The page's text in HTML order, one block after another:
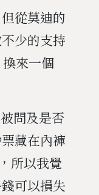
從莫迪的
少的支持
來一個
問及是否
藏在內褲
所以我覺
可以損失